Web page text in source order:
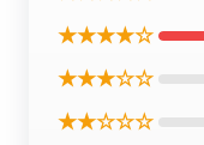
★★★★☆
★★★☆☆
★★☆☆☆